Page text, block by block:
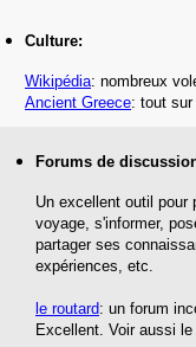
Culture:
Wikipédia: nombreux
Ancient Greece: tout
Forums de
Un excellent outil pour
voyage, s'informer,
partager ses
expériences, etc.
le routard: un forum
Excellent. Voir aussi